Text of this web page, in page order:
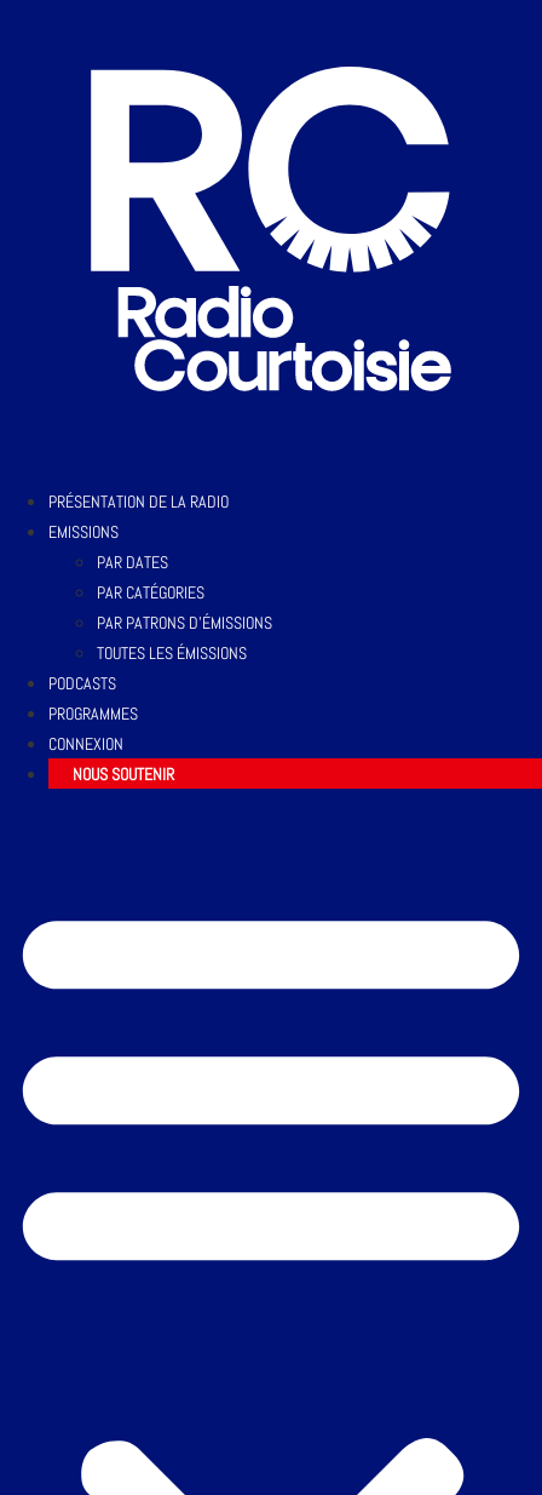
PRÉSENTATION DE LA RADIO
EMISSIONS
PAR DATES
PAR CATÉGORIES
PAR PATRONS D’ÉMISSIONS
TOUTES LES ÉMISSIONS
PODCASTS
PROGRAMMES
CONNEXION
NOUS SOUTENIR